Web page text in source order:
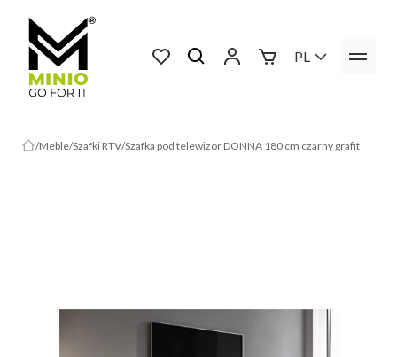
PL
Meble Szafki RTV Szafka pod telewizor DONNA 180 cm czarny grafit